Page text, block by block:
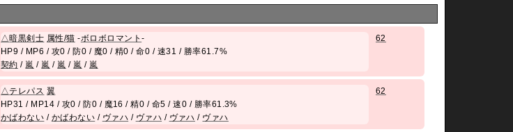
△暗黒剣士 属性/猫 -ボロボロマント-
HP9 / MP6 / 攻0 / 防0 / 魔0 / 精0 / 命0 / 速31 / 勝率61.7%
契約 / 嵐 / 嵐 / 嵐 / 嵐 / 嵐
62
△テレパス 翼
HP31 / MP14 / 攻0 / 防0 / 魔16 / 精0 / 命5 / 速0 / 勝率61.3%
かばわない / かばわない / ヴァハ / ヴァハ / ヴァハ / ヴァハ
62